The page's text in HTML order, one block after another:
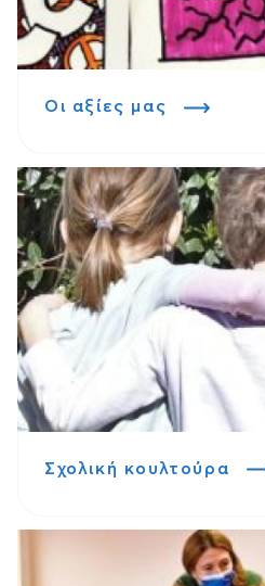
Οι αξίες μας
Σχολική κουλτούρα